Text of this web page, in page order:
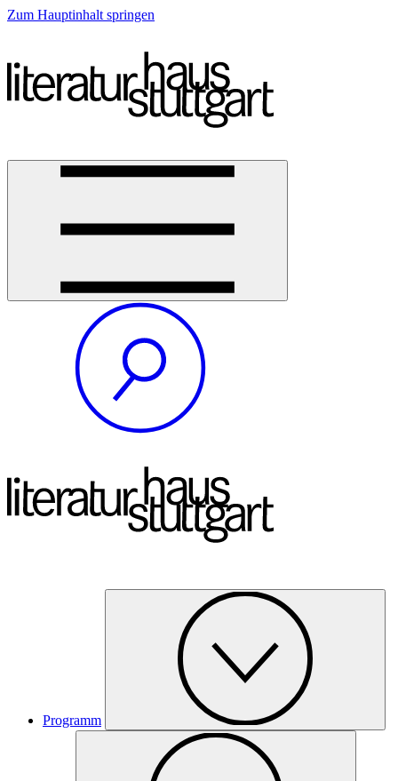
Zum Hauptinhalt springen
Programm